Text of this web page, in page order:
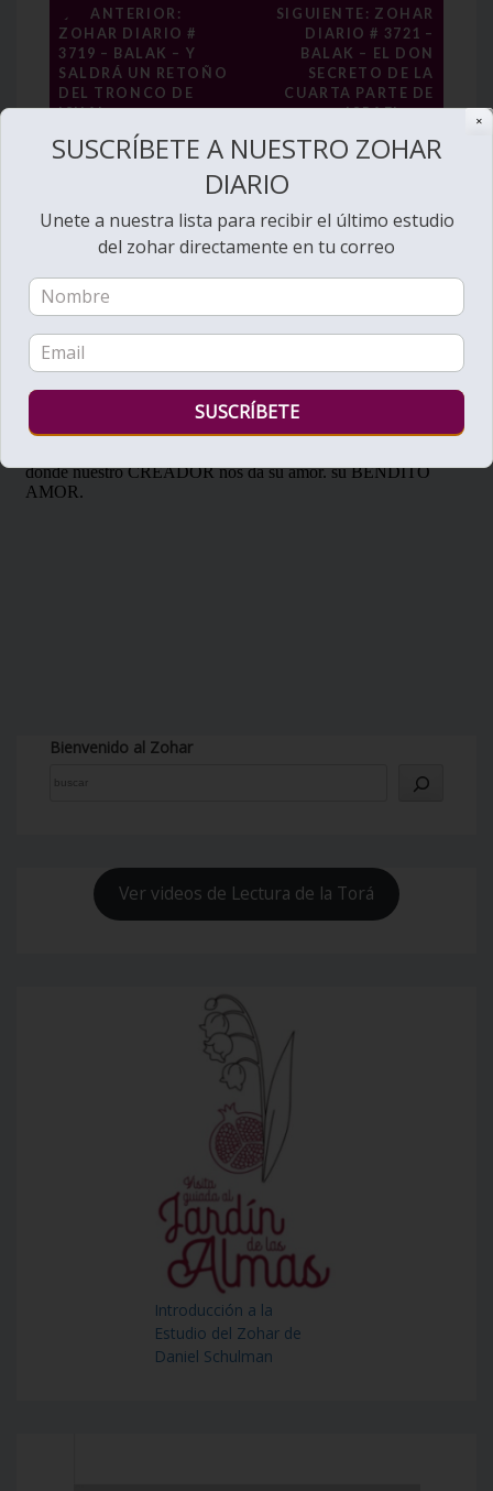
Navegación
de
entradas
←
ANTERIOR:
ZOHAR DIARIO #
3719 – BALAK – Y
SALDRÁ UN RETOÑO
DEL TRONCO DE
ISHAI
SIGUIENTE: ZOHAR
DIARIO # 3721 –
BALAK – EL DON
SECRETO DE LA
CUARTA PARTE DE
ISRAEL→
Bienvenido al Zohar
Ver videos de Lectura de la Torá
Introducción a la
Estudio del Zohar de
Daniel Schulman
✕
SUSCRÍBETE A NUESTRO ZOHAR
DIARIO
Unete a nuestra lista para recibir el último estudio
del zohar directamente en tu correo